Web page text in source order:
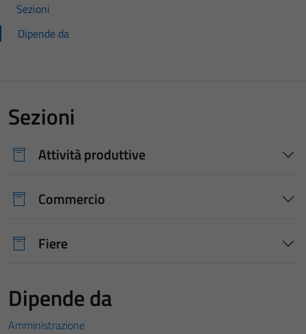
Sezioni
Dipende da
Sezioni
Attività produttive
Commercio
Fiere
Dipende da
Amministrazione